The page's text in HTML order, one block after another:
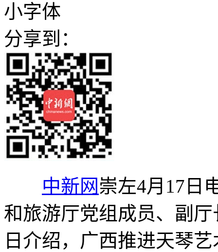
小字体
分享到：
中新网 崇左4月17日
和旅游厅党组成员、副
日介绍，广西推进天琴